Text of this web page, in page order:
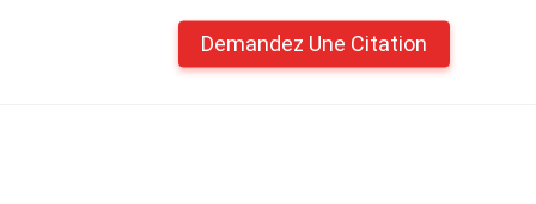
Demandez Une Citation